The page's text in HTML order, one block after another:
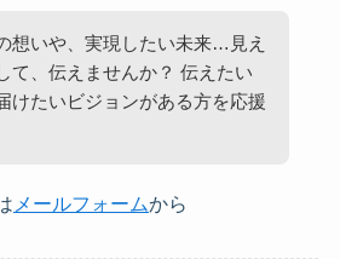
想いや、実現したい未来…見え
て、伝えませんか？ 伝えたい
けたいビジョンがある方を応援
メールフォームから